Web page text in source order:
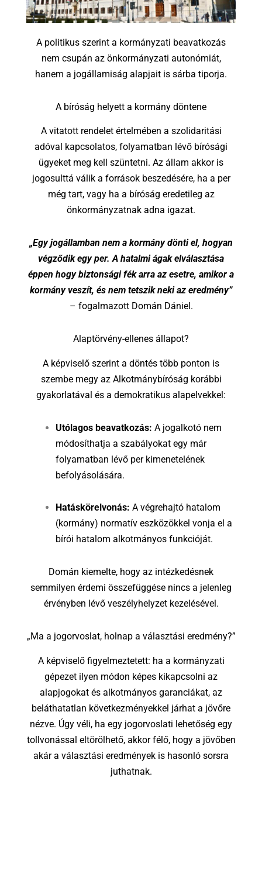
A politikus szerint a kormányzati beavatkozás
nem csupán az önkormányzati autonómiát,
hanem a jogállamiság alapjait is sárba tiporja.
A bíróság helyett a kormány döntene
A vitatott rendelet értelmében a szolidaritási
adóval kapcsolatos, folyamatban lévő bírósági
ügyeket meg kell szüntetni. Az állam akkor is
jogosulttá válik a források beszedésére, ha a per
még tart, vagy ha a bíróság eredetileg az
önkormányzatnak adna igazat.
„Egy jogállamban nem a kormány dönti el, hogyan
végződik egy per. A hatalmi ágak elválasztása
éppen hogy biztonsági fék arra az esetre, amikor a
kormány veszít, és nem tetszik neki az eredmény”
– fogalmazott Domán Dániel.
Alaptörvény-ellenes állapot?
A képviselő szerint a döntés több ponton is
szembe megy az Alkotmánybíróság korábbi
gyakorlatával és a demokratikus alapelvekkel:
Utólagos beavatkozás: A jogalkotó nem
módosíthatja a szabályokat egy már
folyamatban lévő per kimenetelének
befolyásolására.
Hatáskörelvonás: A végrehajtó hatalom
(kormány) normatív eszközökkel vonja el a
bírói hatalom alkotmányos funkcióját.
Domán kiemelte, hogy az intézkedésnek
semmilyen érdemi összefüggése nincs a jelenleg
érvényben lévő veszélyhelyzet kezelésével.
„Ma a jogorvoslat, holnap a választási eredmény?”
A képviselő figyelmeztetett: ha a kormányzati
gépezet ilyen módon képes kikapcsolni az
alapjogokat és alkotmányos garanciákat, az
beláthatatlan következményekkel járhat a jövőre
nézve. Úgy véli, ha egy jogorvoslati lehetőség egy
tollvonással eltörölhető, akkor félő, hogy a jövőben
akár a választási eredmények is hasonló sorsra
juthatnak.